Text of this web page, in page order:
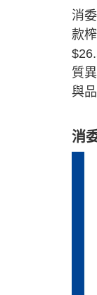
消
款
質
與
消